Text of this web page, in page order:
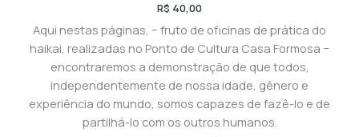
R$ 40,00
Aqui nestas páginas, − fruto de oficinas de prática do
haikai, realizadas no Ponto de Cultura Casa Formosa −
encontraremos a demonstração de que todos,
independentemente de nossa idade, gênero e
experiência do mundo, somos capazes de fazê-lo e de
partilhá-lo com os outros humanos.